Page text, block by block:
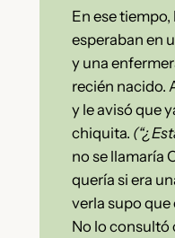
En ese
esperaban en
y una
recién nacido.
y le avisó que
chiquita.
no se llamaría
quería si era
verla supo que
No lo consultó